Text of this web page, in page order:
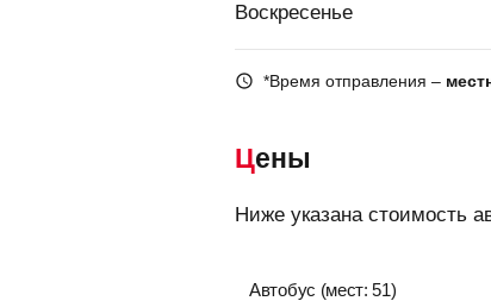
Воскресенье
*Время отправления –
Цены
Ниже указана стоимость
Автобус (мест: 51)